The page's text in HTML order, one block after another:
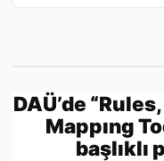
DAÜ’de
Mappıng
başlıklı